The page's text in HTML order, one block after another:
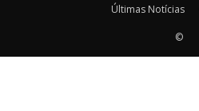
Últimas Notícias
©